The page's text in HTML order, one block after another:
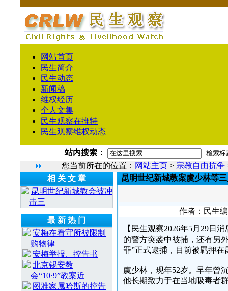
网站首页
民生简介
民生动态
新闻稿
维权经历
个人文集
民生观察在推特
民生观察维权动态
站内搜索：
您当前所在的位置： 网站主页 > 宗教自由抗争
相 关 文 章
昆明世纪新城教会被冲
击三
最 新 热 门
安梅在看守所被限制
购物律
安梅举报、控告书
北京锡安教
会“10·9”教案近
图雅家属哈斯的控告
昆明世纪新城教案虞少林等
作者：民生
【民生观察2026年5月29日
的警方突袭中被捕，还有另
罪”正式逮捕，目前被羁押在
虞少林，现年52岁。早年曾
他长期致力于在当地吸毒者